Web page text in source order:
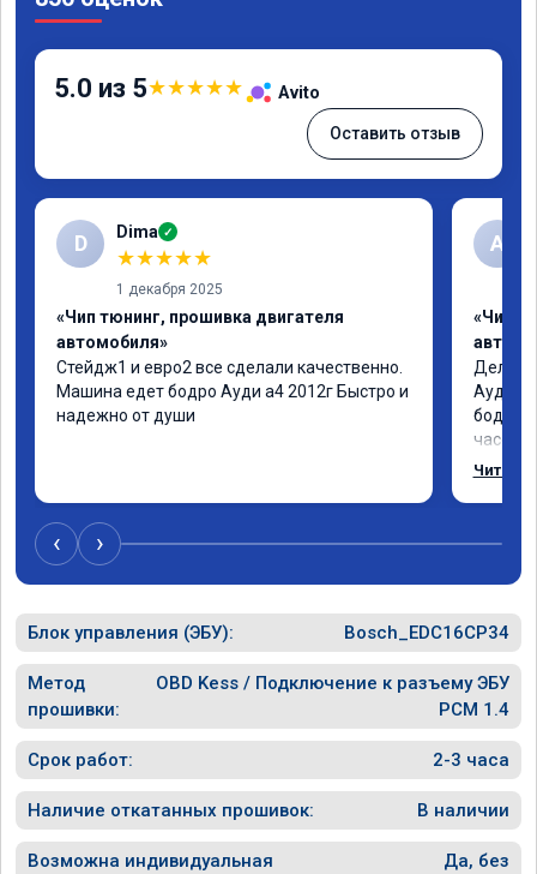
5.0 из 5★★★★★ Avito
Оставить отзыв
D Dima ✓
★★★★★
1 декабря 2025
«Чип тюнинг, прошивка двигателя
автомобиля»
Стейдж1 и евро2 все сделали качественно.
Машина едет бодро Ауди а4 2012г Быстро и
надежно от души
А
«Чип
Делал
как
Читать
‹ ›
Блок управления (ЭБУ): Bosch_EDC16CP34
Метод
прошивки:
OBD Kess / Подключение к разъему ЭБУ
PCM 1.4
Срок работ: 2-3 часа
Наличие откатанных прошивок: В наличии
Возможна индивидуальная
Да, без